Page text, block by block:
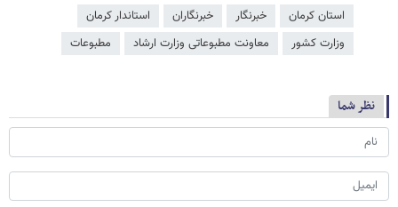
استان کرمان خبرنگار خبرنگاران
استاندار کرمان
وزارت کشور
معاونت مطبوعاتی وزارت ارشاد مطبوعات
نظر شما